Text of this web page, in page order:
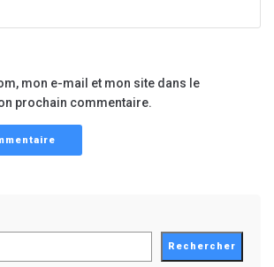
mon e-mail et mon site dans le
prochain commentaire.
Rechercher